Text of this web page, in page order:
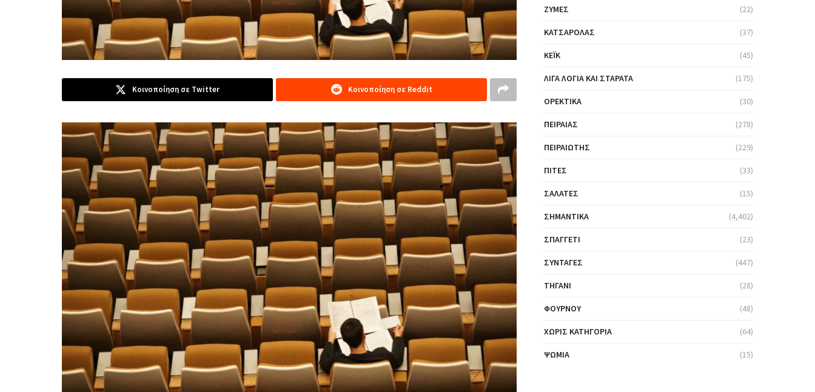
Κοινοποίηση σε Twitter Κοινοποίηση σε Reddit
ΖΎΜΕΣ (22)
ΚΑΤΣΑΡΌΛΑΣ (37)
ΚΈΙΚ (45)
ΛΊΓΑ ΛΌΓΙΑ ΚΑΙ ΣΤΑΡΆΤΑ (175)
ΟΡΕΚΤΙΚΆ (30)
ΠΕΙΡΑΙΆΣ (278)
ΠΕΙΡΑΙΏΤΗΣ (229)
ΠΊΤΕΣ (33)
ΣΑΛΆΤΕΣ (15)
ΣΗΜΑΝΤΙΚΆ (4,402)
ΣΠΑΓΓΈΤΙ (23)
ΣΥΝΤΑΓΈΣ (447)
ΤΗΓΆΝΙ (28)
ΦΟΎΡΝΟΥ (48)
ΧΩΡΊΣ ΚΑΤΗΓΟΡΊΑ (64)
ΨΩΜΙΆ (15)